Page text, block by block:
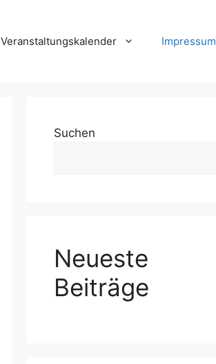
Veranstaltungskalender Impressum
Suchen
Neueste
Beiträge